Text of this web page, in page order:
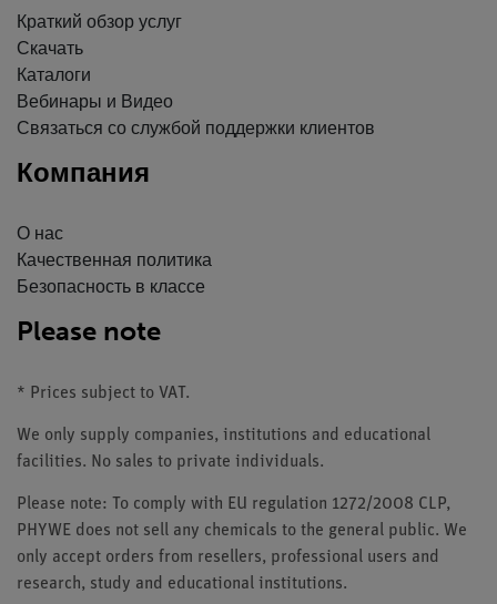
Краткий обзор услуг
Скачать
Каталоги
Вебинары и Видео
Связаться со службой поддержки клиентов
Компания
О нас
Качественная политика
Безопасность в классе
Please note
* Prices subject to VAT.
We only supply companies, institutions and educational
facilities. No sales to private individuals.
Please note: To comply with EU regulation 1272/2008 CLP,
PHYWE does not sell any chemicals to the general public. We
only accept orders from resellers, professional users and
research, study and educational institutions.